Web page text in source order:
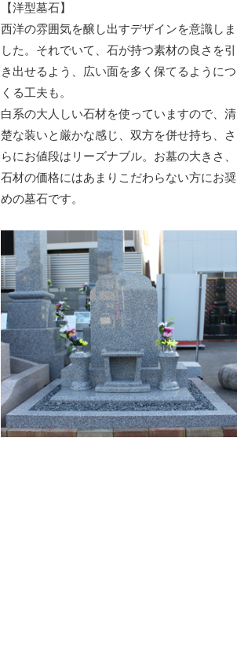
【洋型墓石】
西洋の雰囲気を醸し出すデザインを意識しま
した。それでいて、石が持つ素材の良さを引
き出せるよう、広い面を多く保てるようにつ
くる工夫も。
白系の大人しい石材を使っていますので、清
楚な装いと厳かな感じ、双方を併せ持ち、さ
らにお値段はリーズナブル。お墓の大きさ、
石材の価格にはあまりこだわらない方にお奨
めの墓石です。